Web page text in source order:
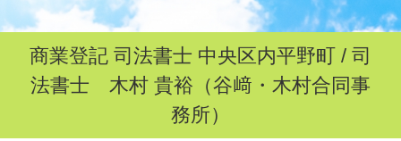
商業登記 司法書士 中央区内平野町 / 司
法書士 木村 貴裕（谷﨑・木村合同事
務所）